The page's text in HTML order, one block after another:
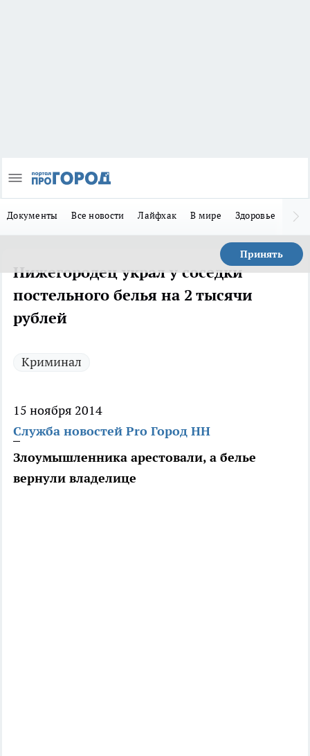
Документы Все новости Лайфхак В мире Здоровье
Принять
Нижегородец украл у соседки
постельного белья на 2 тысячи
рублей
Криминал
15 ноября 2014
Служба новостей Pro Город НН
Злоумышленника арестовали, а белье
вернули владелице